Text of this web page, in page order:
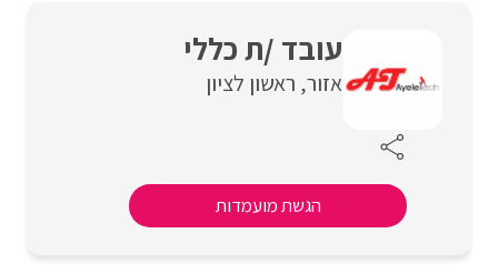
עובד /ת כללי
אזור ראשון לציון
הגשת מועמדות